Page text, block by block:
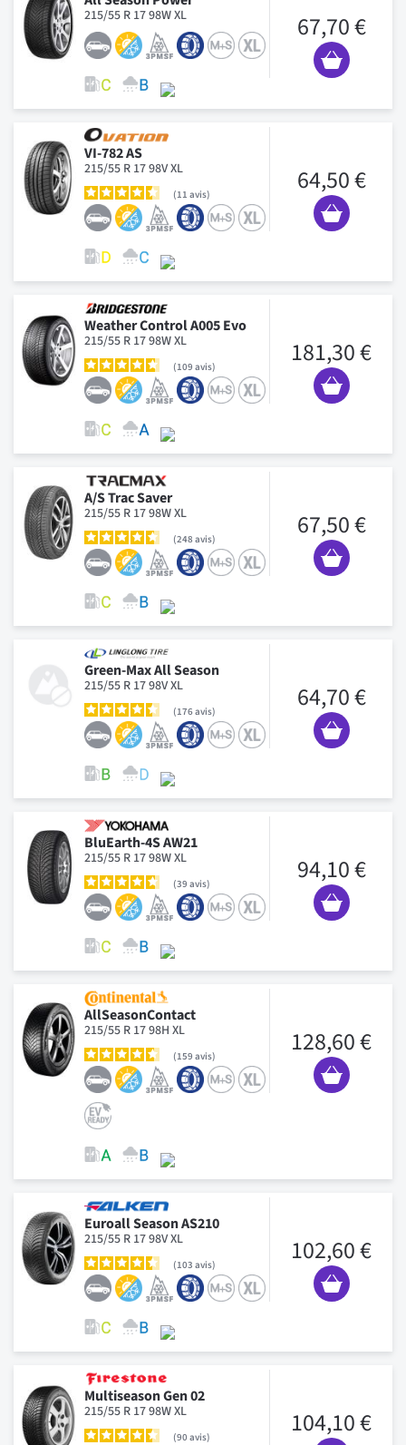
215/55 R 17 98W XL 67,70 €
VI-782 AS
215/55 R 17 98V XL
11 avis 64,50 €
Weather Control A005 Evo
215/55 R 17 98W XL
109 avis 181,30 €
A/S Trac Saver
215/55 R 17 98W XL
248 avis 67,50 €
Green-Max All Season
215/55 R 17 98V XL
176avis 64,70 €
BluEarth-4S AW21
215/55 R 17 98W XL
39 avis 94,10 €
AllSeasonContact
215/55 R 17 98H XL
159 avis 128,60 €
Euroall Season AS210
215/55 R 17 98V XL
103 avis 102,60 €
Multiseason Gen 02
215/55 R 17 98W XL
90avis 104,10 €